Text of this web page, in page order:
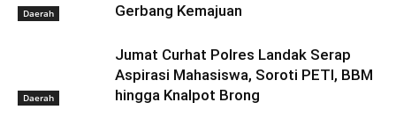
Daerah
Gerbang Kemajuan
Daerah
Jumat Curhat Polres Landak Serap
Aspirasi Mahasiswa, Soroti PETI, BBM
hingga Knalpot Brong